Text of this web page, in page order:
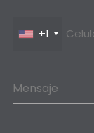
+1
Mensaje